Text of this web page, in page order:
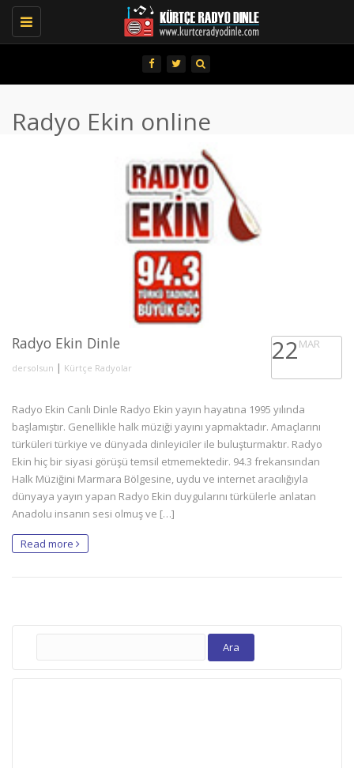
Toggle
navigation
Radyo Ekin online
Radyo Ekin Dinle
dersolsun | Kürtçe Radyolar
22MAR
Radyo Ekin Canlı Dinle Radyo Ekin yayın hayatına 1995 yılında
başlamıştır. Genellikle halk müziği yayını yapmaktadır. Amaçlarını
türküleri türkiye ve dünyada dinleyiciler ile buluşturmaktır. Radyo
Ekin hiç bir siyasi görüşü temsil etmemektedir. 94.3 frekansından
Halk Müziğini Marmara Bölgesine, uydu ve internet aracılığıyla
dünyaya yayın yapan Radyo Ekin duygularını türkülerle anlatan
Anadolu insanın sesi olmuş ve […]
Read more
Arama: